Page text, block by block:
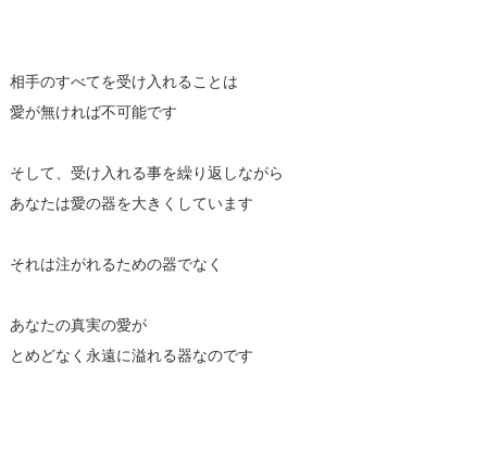
相手のすべてを受け入れることは
愛が無ければ不可能です
そして、受け入れる事を繰り返しながら
あなたは愛の器を大きくしています
それは注がれるための器でなく
あなたの真実の愛が
とめどなく永遠に溢れる器なのです